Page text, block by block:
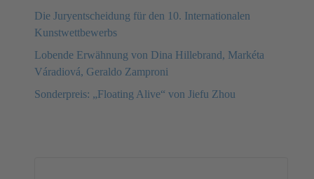
Die Juryentscheidung für den 10. Internationalen
Kunstwettbewerbs
Lobende Erwähnung von Dina Hillebrand, Markéta
Váradiová, Geraldo Zamproni
Sonderpreis: „Floating Alive“ von Jiefu Zhou